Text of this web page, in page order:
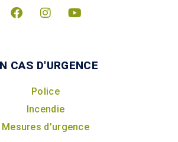
CAS D'URGENCE
Police
Incendie
Mesures d’urgence